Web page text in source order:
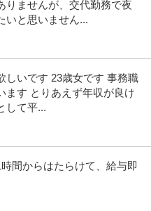
りませんが、交代勤務で夜
いと思いません...
しいです 23歳女です 事務職
ます とりあえず年収が良け
して平...
間からはたらけて、給与即